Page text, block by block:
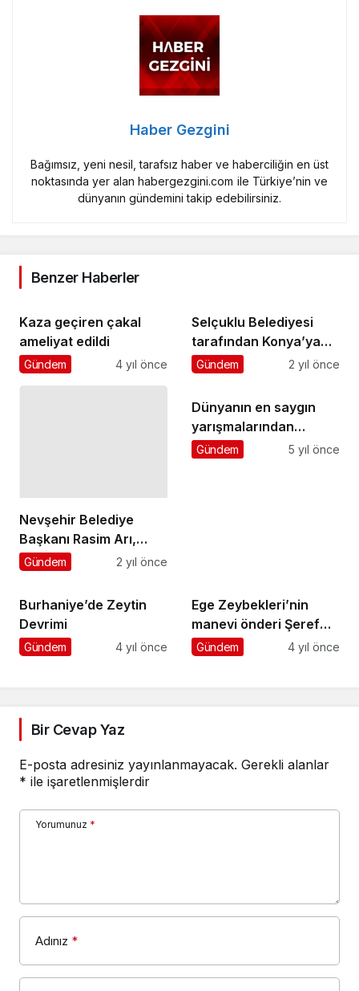
Haber Gezgini
Bağımsız, yeni nesil, tarafsız haber ve haberciliğin en üst
noktasında yer alan habergezgini.com ile Türkiye’nin ve
dünyanın gündemini takip edebilirsiniz.
Benzer Haberler
Kaza geçiren çakal
ameliyat edildi
Gündem 4 yıl önce
Selçuklu Belediyesi
tarafından Konya’ya
kazandırılan Çiçek
kapılarını açmak için
gün sayıyor
Gündem 2 yıl önce
Nevşehir Belediye
Başkanı Rasim Arı,
Esma Gizem Aydın ve
nikâhını kıyarak
mutluluklarına ortak
oldu
Gündem 2 yıl önce
Dünyanın en saygın
yarışmalarından
Animal Balloon World
Gündem 5 yıl önce
Burhaniye’de Zeytin
Devrimi
Gündem 4 yıl önce
Ege Zeybekleri’nin
manevi önderi Şeref
Üsküp’ün ismi
Gündem 4 yıl önce
Bir Cevap Yaz
E-posta adresiniz yayınlanmayacak. Gerekli alanlar
* ile işaretlenmişlerdir
Yorumunuz *
Adınız *